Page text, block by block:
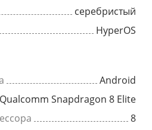
серебристый
HyperOS
Android
Qualcomm Snapdragon 8 Elite
8